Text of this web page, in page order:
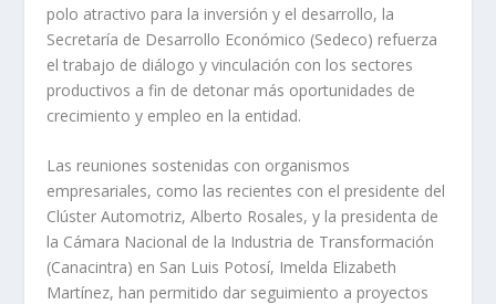
polo atractivo para la inversión y el desarrollo, la
Secretaría de Desarrollo Económico (Sedeco) refuerza
el trabajo de diálogo y vinculación con los sectores
productivos a fin de detonar más oportunidades de
crecimiento y empleo en la entidad.
Las reuniones sostenidas con organismos
empresariales, como las recientes con el presidente del
Clúster Automotriz, Alberto Rosales, y la presidenta de
la Cámara Nacional de la Industria de Transformación
(Canacintra) en San Luis Potosí, Imelda Elizabeth
Martínez, han permitido dar seguimiento a proyectos